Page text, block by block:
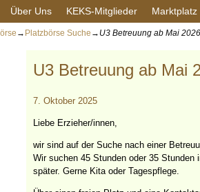
Über Uns KEKS-Mitglieder Marktplatz
→ Platzbörse Suche → U3 Betreuung ab Mai
U3 Betreuung ab Mai
7. Oktober 2025
Liebe Erzieher/innen,
wir sind auf der Suche nach einer
Wir suchen 45 Stunden oder 35 Stunden
später. Gerne Kita oder Tagespflege.